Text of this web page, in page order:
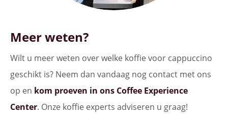
Meer weten?
Wilt u meer weten over welke koffie voor cappuccino
geschikt is? Neem dan vandaag nog contact met ons
op en kom proeven in ons Coffee Experience
Center. Onze koffie experts adviseren u graag!